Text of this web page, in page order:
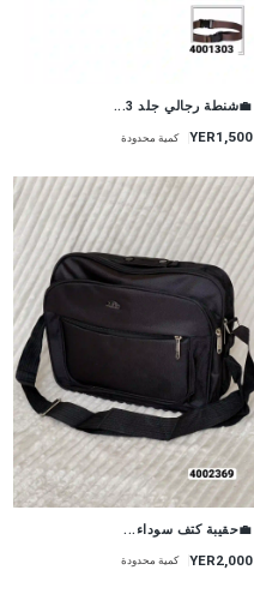
💼شنطة رجالي جلد 3...
YER1,500 كمية محدودة
💼حقيبة كتف سوداء...
YER2,000 كمية محدودة